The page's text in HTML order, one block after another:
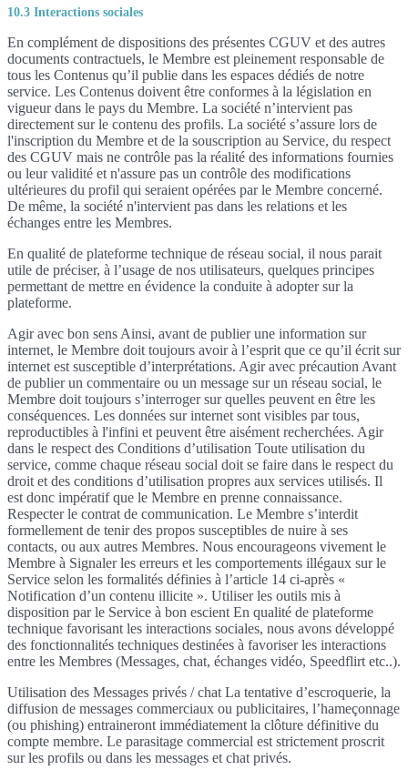
10.3 Interactions sociales
En complément de dispositions des présentes CGUV et des autres
documents contractuels, le Membre est pleinement responsable de
tous les Contenus qu’il publie dans les espaces dédiés de notre
service. Les Contenus doivent être conformes à la législation en
vigueur dans le pays du Membre. La société n’intervient pas
directement sur le contenu des profils. La société s’assure lors de
l'inscription du Membre et de la souscription au Service, du respect
des CGUV mais ne contrôle pas la réalité des informations fournies
ou leur validité et n'assure pas un contrôle des modifications
ultérieures du profil qui seraient opérées par le Membre concerné.
De même, la société n'intervient pas dans les relations et les
échanges entre les Membres.
En qualité de plateforme technique de réseau social, il nous parait
utile de préciser, à l’usage de nos utilisateurs, quelques principes
permettant de mettre en évidence la conduite à adopter sur la
plateforme.
Agir avec bon sens Ainsi, avant de publier une information sur
internet, le Membre doit toujours avoir à l’esprit que ce qu’il écrit sur
internet est susceptible d’interprétations. Agir avec précaution Avant
de publier un commentaire ou un message sur un réseau social, le
Membre doit toujours s’interroger sur quelles peuvent en être les
conséquences. Les données sur internet sont visibles par tous,
reproductibles à l'infini et peuvent être aisément recherchées. Agir
dans le respect des Conditions d’utilisation Toute utilisation du
service, comme chaque réseau social doit se faire dans le respect du
droit et des conditions d’utilisation propres aux services utilisés. Il
est donc impératif que le Membre en prenne connaissance.
Respecter le contrat de communication. Le Membre s’interdit
formellement de tenir des propos susceptibles de nuire à ses
contacts, ou aux autres Membres. Nous encourageons vivement le
Membre à Signaler les erreurs et les comportements illégaux sur le
Service selon les formalités définies à l’article 14 ci-après «
Notification d’un contenu illicite ». Utiliser les outils mis à
disposition par le Service à bon escient En qualité de plateforme
technique favorisant les interactions sociales, nous avons développé
des fonctionnalités techniques destinées à favoriser les interactions
entre les Membres (Messages, chat, échanges vidéo, Speedflirt etc..).
Utilisation des Messages privés / chat La tentative d’escroquerie, la
diffusion de messages commerciaux ou publicitaires, l’hameçonnage
(ou phishing) entraineront immédiatement la clôture définitive du
compte membre. Le parasitage commercial est strictement proscrit
sur les profils ou dans les messages et chat privés.